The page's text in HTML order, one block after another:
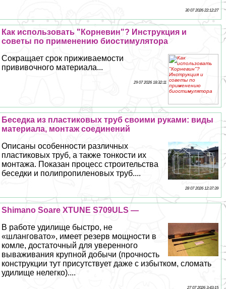
30 07 2026 22:12:27
Как использовать "Корневин"? Инструкция и
советы по применению биостимулятора
Сокращает срок приживаемости
прививочного материала...
29 07 2026 18:32:11
Беседка из пластиковых труб своими руками: виды
материала, монтаж соединений
Описаны особенности различных
пластиковых труб, а также тонкости их
монтажа. Показан процесс строительства
беседки и полипропиленовых труб....
28 07 2026 12:37:39
Shimano Soare XTUNE S709ULS —
В работе удилище быстро, не
«шланговато», имеет резерв мощности в
комле, достаточный для уверенного
вываживания крупной добычи (прочность
конструкции тут присутствует даже с избытком, сломать
удилище нелегко)....
27 07 2026 3:43:15